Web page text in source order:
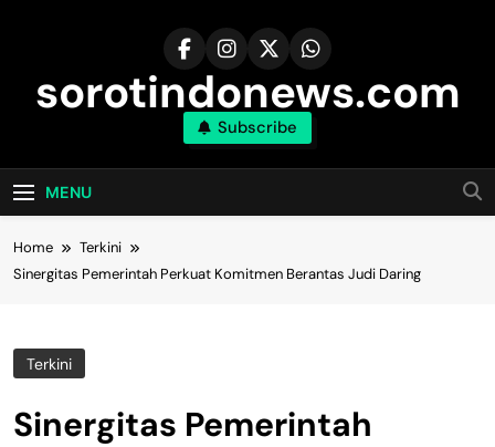
sorotindonews.com
Subscribe
MENU
Home
Terkini
Sinergitas Pemerintah Perkuat Komitmen Berantas Judi Daring
Terkini
Sinergitas Pemerintah